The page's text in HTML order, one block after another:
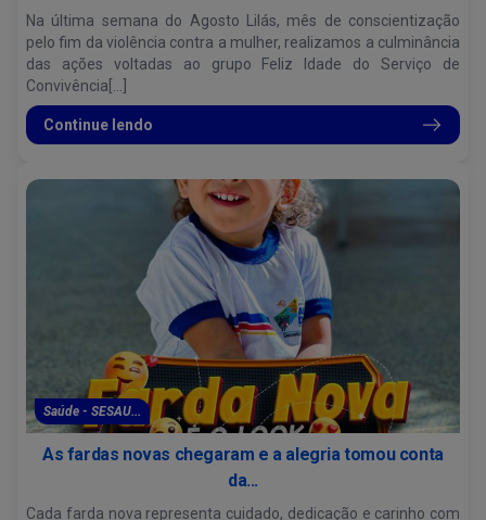
Na última semana do Agosto Lilás, mês de conscientização
pelo fim da violência contra a mulher, realizamos a culminância
das ações voltadas ao grupo Feliz Idade do Serviço de
Convivência[...]
Continue lendo
Saúde - SESAU...
As fardas novas chegaram e a alegria tomou conta
da...
Cada farda nova representa cuidado, dedicação e carinho com